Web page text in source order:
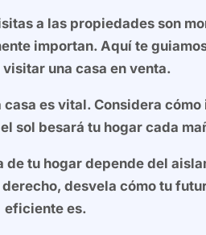
a las propiedades son
importan. Aquí te
una casa en venta.
es vital. Considera
sol besará tu hogar cada
tu hogar depende del
desvela cómo tu
eficiente es.